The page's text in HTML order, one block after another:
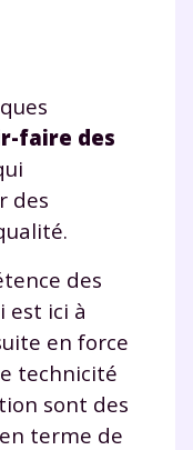
faire des
des
des
est ici à
en force
technicité
sont des
terme de